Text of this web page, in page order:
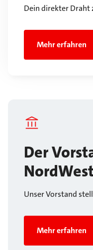
Dein direkter Draht
Mehr erfahren
Der
NordWest
Unser Vorstand
Mehr erfahren